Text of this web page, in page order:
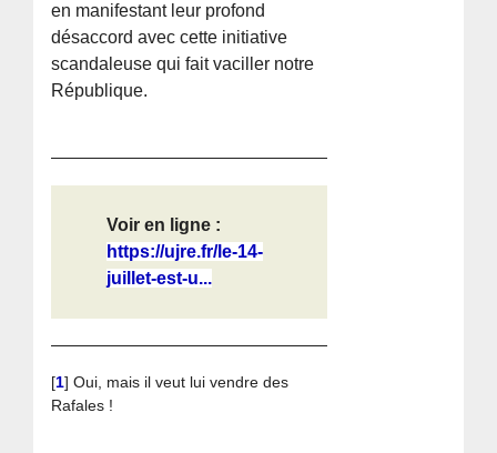
en manifestant leur profond
désaccord avec cette initiative
scandaleuse qui fait vaciller notre
République.
Voir en ligne :
https://ujre.fr/le-14-
juillet-est-u...
[1]Oui, mais il veut lui vendre des
Rafales !